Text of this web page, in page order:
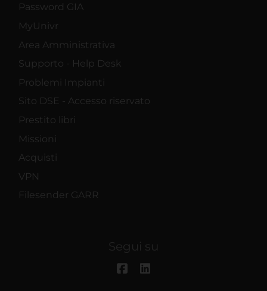
Password GIA
MyUnivr
Area Amministrativa
Supporto - Help Desk
Problemi Impianti
Sito DSE - Accesso riservato
Prestito libri
Missioni
Acquisti
VPN
Filesender GARR
Segui su